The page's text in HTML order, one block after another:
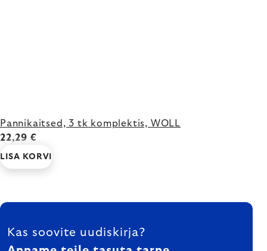
Pannikaitsed, 3 tk komplektis, WOLL
22,29 €
LISA KORVI
FOOTER
Kas soovite uudiskirja?